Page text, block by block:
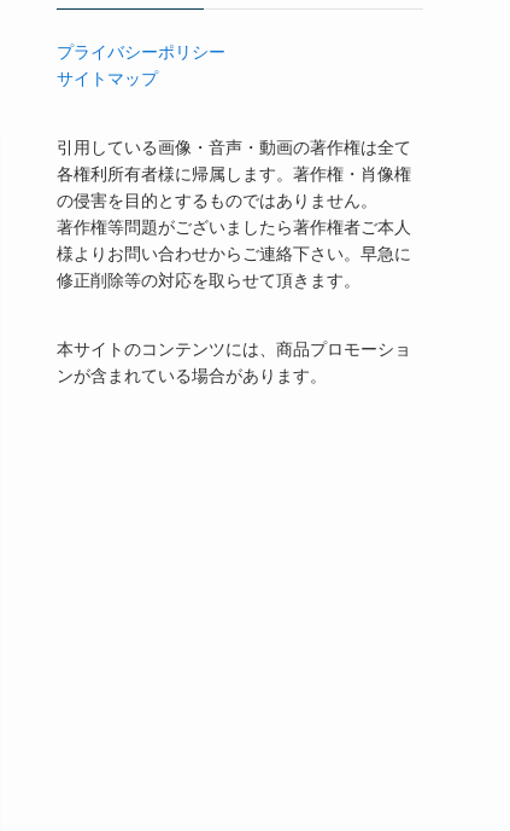
プライバシーポリシー
サイトマップ
引用している画像・音声・動画の著作権は全て
各権利所有者様に帰属します。著作権・肖像権
の侵害を目的とするものではありません。
著作権等問題がございましたら著作権者ご本人
様よりお問い合わせからご連絡下さい。早急に
修正削除等の対応を取らせて頂きます。
本サイトのコンテンツには、商品プロモーショ
ンが含まれている場合があります。